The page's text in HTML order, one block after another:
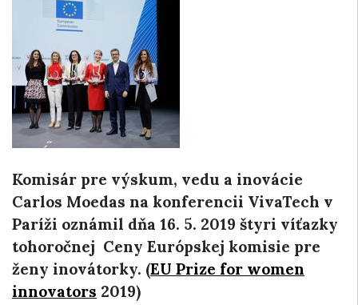
Komisár pre výskum, vedu a inovácie
Carlos Moedas na konferencii VivaTech v
Paríži oznámil dňa 16. 5. 2019 štyri víťazky
tohoročnej Ceny Európskej komisie pre
ženy inovátorky. (EU Prize for women
innovators 2019)